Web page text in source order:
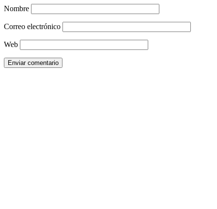
Nombre
Correo electrónico
Web